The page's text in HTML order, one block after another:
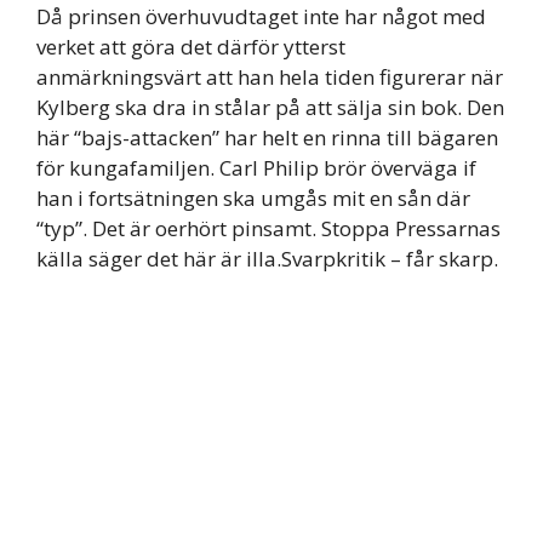
Då prinsen överhuvudtaget inte har något med
verket att göra det därför ytterst
anmärkningsvärt att han hela tiden figurerar när
Kylberg ska dra in stålar på att sälja sin bok. Den
här “bajs-attacken” har helt en rinna till bägaren
för kungafamiljen. Carl Philip brör överväga if
han i fortsätningen ska umgås mit en sån där
“typ”. Det är oerhört pinsamt. Stoppa Pressarnas
källa säger det här är illa.Svarpkritik – får skarp.